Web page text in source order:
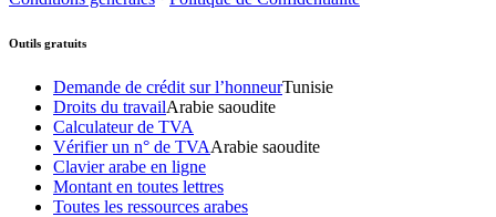
Outils gratuits
Demande de crédit sur l’honneurTunisie
Droits du travailArabie saoudite
Calculateur de TVA
Vérifier un n° de TVAArabie saoudite
Clavier arabe en ligne
Montant en toutes lettres
Toutes les ressources arabes